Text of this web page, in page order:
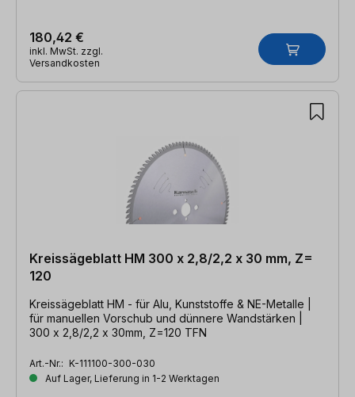
180,42 €
inkl. MwSt. zzgl.
Versandkosten
Kreissägeblatt HM 300 x 2,8/2,2 x 30 mm, Z=
120
Kreissägeblatt HM - für Alu, Kunststoffe & NE-Metalle |
für manuellen Vorschub und dünnere Wandstärken |
300 x 2,8/2,2 x 30mm, Z=120 TFN
Art.-Nr.: K-111100-300-030
Auf Lager, Lieferung in 1-2 Werktagen